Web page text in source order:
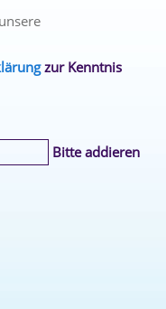
zur Kenntnis
Bitte addieren